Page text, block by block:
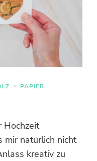
PAPIER
Hochzeit
mir natürlich nicht
kreativ zu